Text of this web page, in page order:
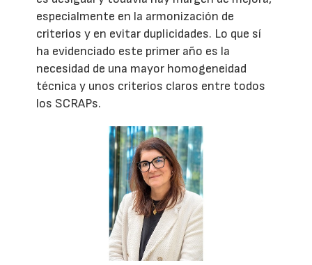
especialmente en la armonización de
criterios y en evitar duplicidades. Lo que sí
ha evidenciado este primer año es la
necesidad de una mayor homogeneidad
técnica y unos criterios claros entre todos
los SCRAPs.